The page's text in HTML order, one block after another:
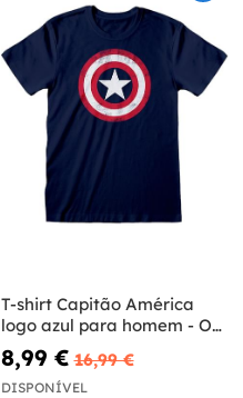
T-shirt Capitão América
logo azul para homem - Os
Vingadores
8,99 € 16,99 €
DISPONÍVEL